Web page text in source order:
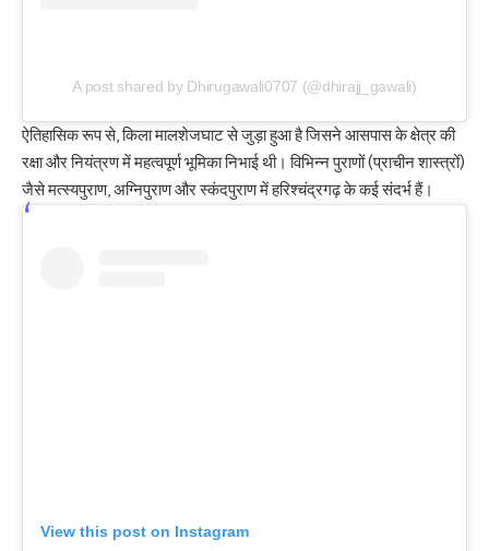
A post shared by Dhirugawali0707 (@dhirajj_gawali)
ऐतिहासिक रूप से, किला मालशेजघाट से जुड़ा हुआ है जिसने आसपास के क्षेत्र की
रक्षा और नियंत्रण में महत्वपूर्ण भूमिका निभाई थी। विभिन्न पुराणों (प्राचीन शास्त्रों)
जैसे मत्स्यपुराण, अग्निपुराण और स्कंदपुराण में हरिश्चंद्रगढ़ के कई संदर्भ हैं।
View this post on Instagram